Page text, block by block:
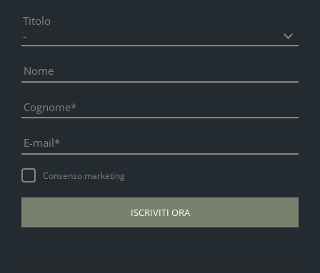
Titolo
Nome
Cognome
E-mail
Consenso marketing
ISCRIVITI ORA